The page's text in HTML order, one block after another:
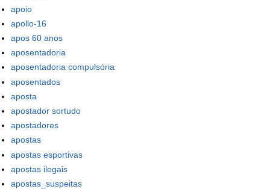
apoio
apollo-16
apos 60 anos
aposentadoria
aposentadoria compulsória
aposentados
aposta
apostador sortudo
apostadores
apostas
apostas esportivas
apostas ilegais
apostas_suspeitas